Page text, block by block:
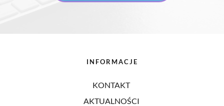
PRZEJDŹ DO SKLEPU
INFORMACJE
KONTAKT
AKTUALNOŚCI